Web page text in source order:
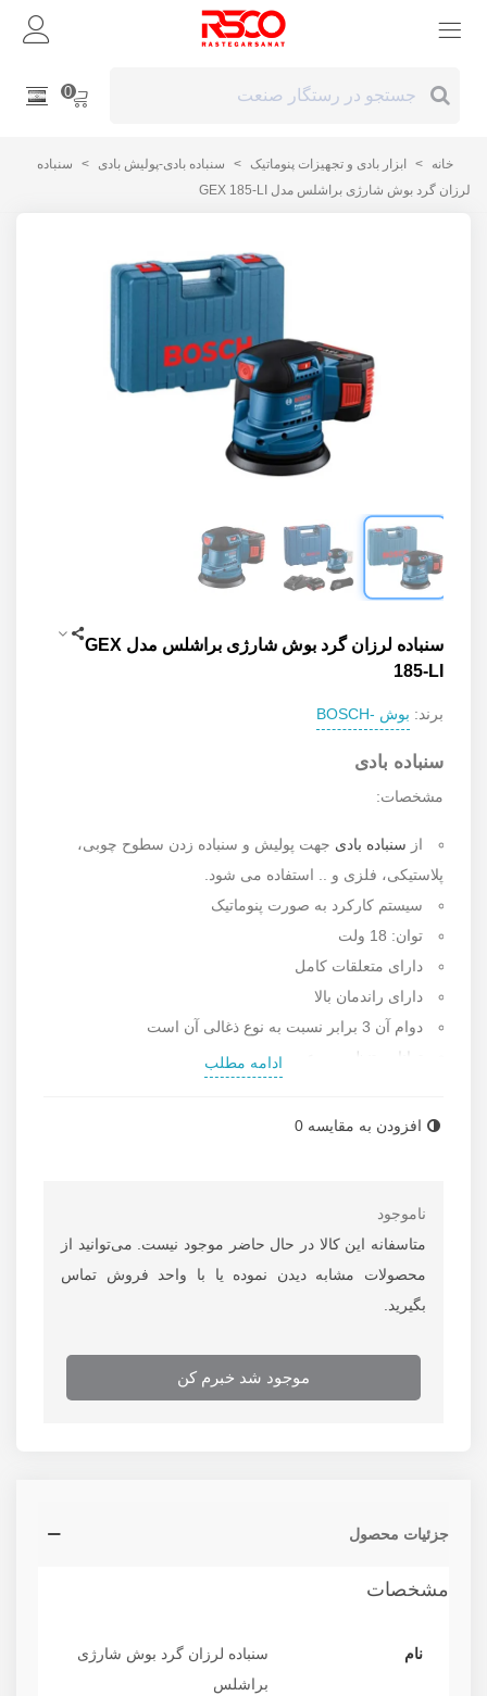
0
خانه > ابزار بادی و تجهیزات پنوماتیک > سنباده بادی-پولیش بادی >
سنباده
لرزان گرد بوش شارژی براشلس مدل GEX 185-LI
سنباده لرزان گرد بوش شارژی براشلس مدل GEX
185-LI
برند: بوش -BOSCH
سنباده بادی
مشخصات:
از سنباده بادی جهت پولیش و سنباده زدن سطوح چوبی،
پلاستیکی، فلزی و .. استفاده می شود.
سیستم کارکرد به صورت پنوماتیک
توان: 18 ولت
دارای متعلقات کامل
دارای راندمان بالا
دوام آن 3 برابر نسبت به نوع ذغالی آن است
توانایی تنظیم سرعت
مجهز به موتور براشلس
اندازه صفحه: 125 میلی متر
مجهز به باطری لیتیومی: 4 آمپر
دارای شارژر 18 ولت
محور گریز از مرکز: 1.25 میلی متر
وزن: 930 گرم
اقلام همراه: باطری، شارژر،کیسه گرد و غبار،کیف
دارای دسته ارگونومیک
برای اطلاعات بیشتر و
قیمت انواع سنباده لرزان بادی به
ادامه مطلب
افزودن به مقایسه 0
ناموجود
متاسفانه این کالا در حال حاضر موجود نیست. می‌توانید از
محصولات مشابه دیدن نموده یا با واحد فروش تماس
بگیرید.
موجود شد خبرم کن
جزئیات محصول
مشخصات
نام
سنباده لرزان گرد بوش شارژی
براشلس